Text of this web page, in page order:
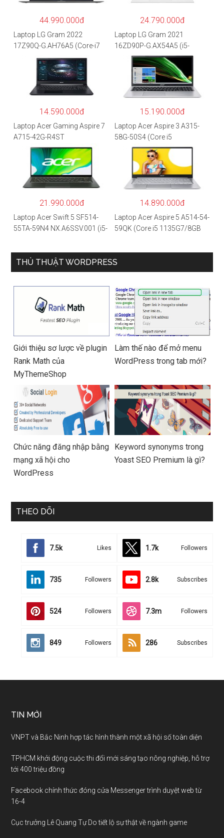
44.990.000đ
Laptop LG Gram 2022
17Z90Q-G.AH76A5 (Core-i7
1260P/16GB/512GB/17″
WQXGA/Win 11/Xám)
24.790.000đ
Laptop LG Gram 2021
16ZD90P-G.AX54A5 (i5-
1135G7/8GB RAM/512GB
SSD/16″WQXGA/Dos/Trắng)
14.590.000đ
Laptop Acer Gaming Aspire 7
A715-42G-R4ST
NH.QAYSV.004 (R5
5500U/8GB RAM/256GB
SSD/15.6″FHD IPS/GTX1650
4GB/Win10) – Hàng chính
15.190.000đ
Laptop Acer Aspire 3 A315-
58G-50S4 (Core i5
1135G7/8GB
RAM/512GB/15.6″FHD/MX35
0 2GB/Win 10/Bạc)
21.990.000đ
Laptop Acer Swift 5 SF514-
55TA-59N4 NX.A6SSV.001 (i5-
anh) – Hàng chính hãng
14.890.000đ
Laptop Acer Aspire 5 A514-54-
59QK (Core i5 1135G7/8GB
THỦ THUẬT WORDPRESS
Giới thiệu sơ lược về plugin
Rank Math của
MyThemeShop
Làm thế nào để mở menu
WordPress trong tab mới?
Chức năng đăng nhập bằng
mạng xã hội cho
WordPress
Keyword synonyms trong
Yoast SEO Premium là gì?
THEO DÕI
7.5k Likes 1.7k Followers
735 Followers 2.8k Subscribes
524 Followers 7.3m Followers
849 Followers 286 Subscribes
TIN MỚI
VNPT và Bắc Ninh hợp tác hình thành một xã hội số toàn diện
TPHCM khởi động cuộc thi đổi mới sáng tạo nông nghiệp, hỗ trợ
tới 400 triệu đồng
Facebook chính thức đóng cửa Messenger trình duyệt web từ
16-4
Cục trưởng Lê Quang Tự Do tiết lộ sự thật về ngành game